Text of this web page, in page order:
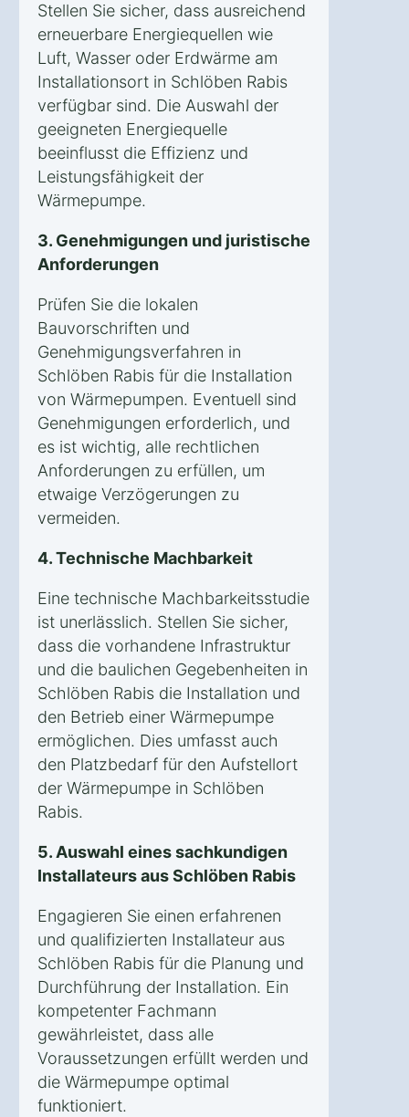
Stellen Sie sicher, dass ausreichend
erneuerbare Energiequellen wie
Luft, Wasser oder Erdwärme am
Installationsort in Schlöben Rabis
verfügbar sind. Die Auswahl der
geeigneten Energiequelle
beeinflusst die Effizienz und
Leistungsfähigkeit der
Wärmepumpe.
3. Genehmigungen und juristische
Anforderungen
Prüfen Sie die lokalen
Bauvorschriften und
Genehmigungsverfahren in
Schlöben Rabis für die Installation
von Wärmepumpen. Eventuell sind
Genehmigungen erforderlich, und
es ist wichtig, alle rechtlichen
Anforderungen zu erfüllen, um
etwaige Verzögerungen zu
vermeiden.
4. Technische Machbarkeit
Eine technische Machbarkeitsstudie
ist unerlässlich. Stellen Sie sicher,
dass die vorhandene Infrastruktur
und die baulichen Gegebenheiten in
Schlöben Rabis die Installation und
den Betrieb einer Wärmepumpe
ermöglichen. Dies umfasst auch
den Platzbedarf für den Aufstellort
der Wärmepumpe in Schlöben
Rabis.
5. Auswahl eines sachkundigen
Installateurs aus Schlöben Rabis
Engagieren Sie einen erfahrenen
und qualifizierten Installateur aus
Schlöben Rabis für die Planung und
Durchführung der Installation. Ein
kompetenter Fachmann
gewährleistet, dass alle
Voraussetzungen erfüllt werden und
die Wärmepumpe optimal
funktioniert.